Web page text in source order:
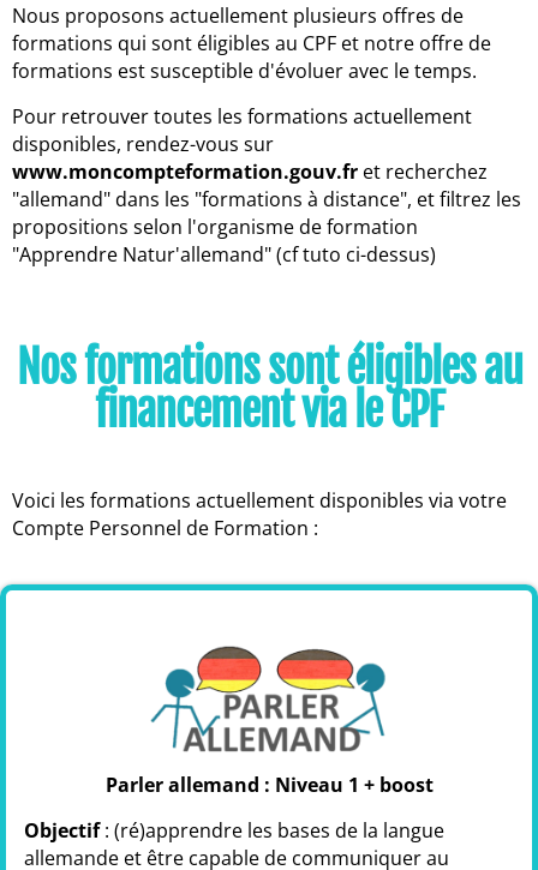
Nous proposons actuellement plusieurs offres de
formations qui sont éligibles au CPF et notre offre de
formations est susceptible d'évoluer avec le temps.
Pour retrouver toutes les formations actuellement
disponibles, rendez-vous sur
www.moncompteformation.gouv.fr et recherchez
"allemand" dans les "formations à distance", et filtrez les
propositions selon l'organisme de formation
"Apprendre Natur'allemand" (cf tuto ci-dessus)
Nos formations sont éligibles au
financement via le CPF
Voici les formations actuellement disponibles via votre
Compte Personnel de Formation :
Parler allemand : Niveau 1 + boost
Objectif: (ré)apprendre les bases de la langue
allemande et être capable de communiquer au